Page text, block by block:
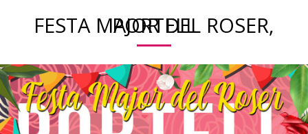
FESTA MAJOR DEL ROSER, PORTELL